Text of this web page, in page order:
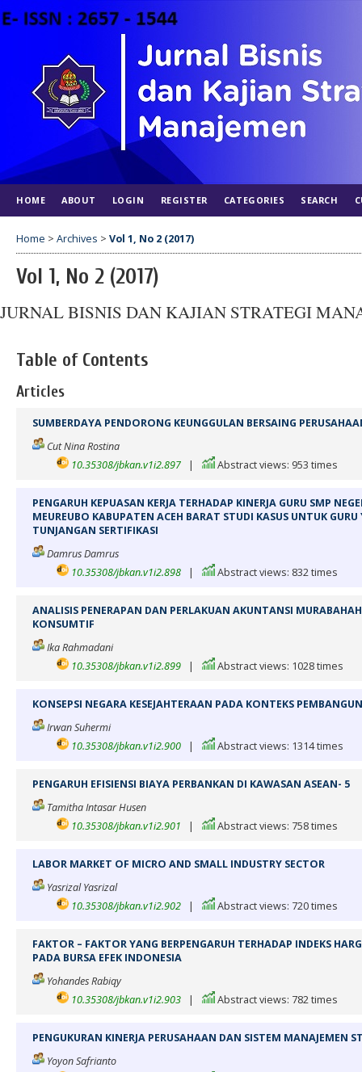
HOME ABOUT LOGIN REGISTER CATEGORIES SEARCH
Home > Archives > Vol 1, No 2 (2017)
Vol 1, No 2 (2017)
JURNAL BISNIS DAN KAJIAN STRATEGI
Table of Contents
Articles
SUMBERDAYA PENDORONG KEUNGGULAN BERSAING
Cut Nina Rostina
10.35308/jbkan.v1i2.897
| Abstract views: 953 times
PENGARUH KEPUASAN KERJA TERHADAP KINERJA GURU SMP
MEUREUBO KABUPATEN ACEH BARAT STUDI KASUS UNTUK
TUNJANGAN SERTIFIKASI
Damrus Damrus
10.35308/jbkan.v1i2.898
| Abstract views: 832 times
ANALISIS PENERAPAN DAN PERLAKUAN AKUNTANSI
KONSUMTIF
Ika Rahmadani
10.35308/jbkan.v1i2.899
| Abstract views: 1028 times
KONSEPSI NEGARA KESEJAHTERAAN PADA KONTEKS
Irwan Suhermi
10.35308/jbkan.v1i2.900
| Abstract views: 1314 times
PENGARUH EFISIENSI BIAYA PERBANKAN DI KAWASAN ASEAN- 5
Tamitha Intasar Husen
10.35308/jbkan.v1i2.901
| Abstract views: 758 times
LABOR MARKET OF MICRO AND SMALL INDUSTRY SECTOR
Yasrizal Yasrizal
10.35308/jbkan.v1i2.902
| Abstract views: 720 times
FAKTOR – FAKTOR YANG BERPENGARUH TERHADAP INDEKS
PADA BURSA EFEK INDONESIA
Yohandes Rabiqy
10.35308/jbkan.v1i2.903
| Abstract views: 782 times
PENGUKURAN KINERJA PERUSAHAAN DAN SISTEM MANAJEMEN
Yoyon Safrianto